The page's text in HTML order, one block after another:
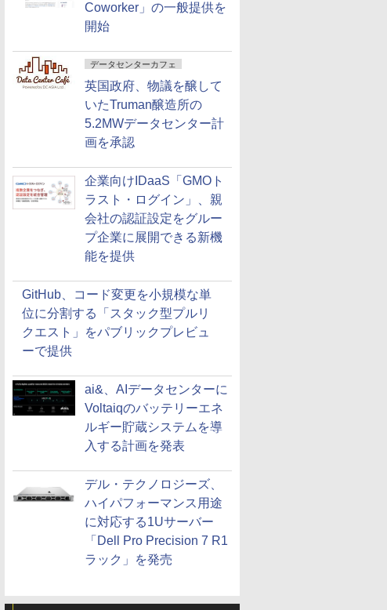
Coworker」の一般提供を
開始
データセンターカフェ
英国政府、物議を醸して
いたTruman醸造所の
5.2MWデータセンター計
画を承認
企業向けIDaaS「GMOト
ラスト・ログイン」、親
会社の認証設定をグルー
プ企業に展開できる新機
能を提供
GitHub、コード変更を小規模な単
位に分割する「スタック型プルリ
クエスト」をパブリックプレビュ
ーで提供
ai&、AIデータセンターに
Voltaiqのバッテリーエネ
ルギー貯蔵システムを導
入する計画を発表
デル・テクノロジーズ、
ハイパフォーマンス用途
に対応する1Uサーバー
「Dell Pro Precision 7 R1
ラック」を発売